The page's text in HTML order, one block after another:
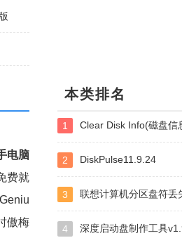
电脑
费就
傲梅
本类排名
1 Clear Disk Info(磁盘信息查看
2 DiskPulse11.9.24
3 联想计算机分区盘符丢失修复
4 深度启动盘制作工具